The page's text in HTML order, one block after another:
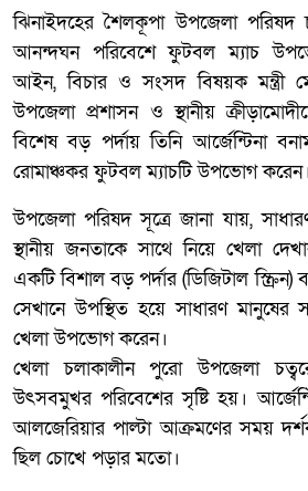
ঝিনাইদহের শৈলকূপা উপজেলা পরিষদ
আনন্দঘন পরিবেশে ফুটবল ম্যাচ
আইন, বিচার ও সংসদ বিষয়ক মন্ত্রী
উপজেলা প্রশাসন ও স্থানীয়
বিশেষ বড় পর্দায় তিনি আর্জেন্টিনা
রোমাঞ্চকর ফুটবল ম্যাচটি উপভোগ করেন।
উপজেলা পরিষদ সূত্রে জানা যায়,
স্থানীয় জনতাকে সাথে নিয়ে খেলা
একটি বিশাল বড় পর্দার (ডিজিটাল স্ক্রিন)
সেখানে উপস্থিত হয়ে সাধারণ
খেলা উপভোগ করেন।
খেলা চলাকালীন পুরো উপজেলা
উৎসবমুখর পরিবেশের সৃষ্টি হয়।
আলজেরিয়ার পাল্টা আক্রমণের সময়
ছিল চোখে পড়ার মতো।